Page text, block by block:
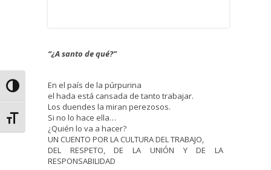
Alternar alto contraste
Alternar tamaño de letra
“¿A santo de qué?”
En el país de la púrpurina
el hada está cansada de tanto trabajar.
Los duendes la miran perezosos.
Si no lo hace ella…
¿Quién lo va a hacer?
UN CUENTO POR LA CULTURA DEL TRABAJO,
DEL RESPETO, DE LA UNIÓN Y DE LA
RESPONSABILIDAD